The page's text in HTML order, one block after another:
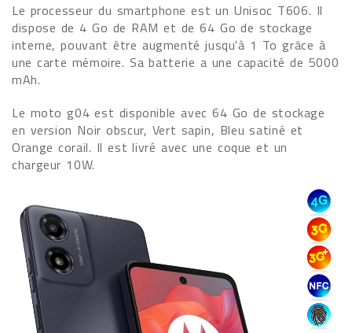
Le processeur du smartphone est un Unisoc T606. Il
dispose de 4 Go de RAM et de 64 Go de stockage
interne, pouvant être augmenté jusqu'à 1 To grâce à
une carte mémoire. Sa batterie a une capacité de 5000
mAh.
Le moto g04 est disponible avec 64 Go de stockage
en version Noir obscur, Vert sapin, Bleu satiné et
Orange corail. Il est livré avec une coque et un
chargeur 10W.